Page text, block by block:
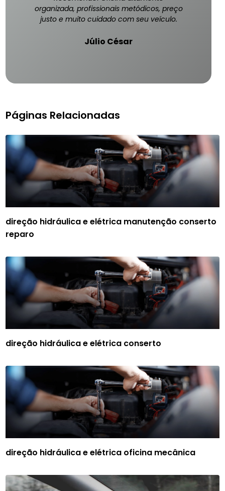
organizada, profissionais metódicos, preço
justo e muito cuidado com seu veículo.
Júlio César
Páginas Relacionadas
direção hidráulica e elétrica manutenção conserto
reparo
direção hidráulica e elétrica conserto
direção hidráulica e elétrica oficina mecânica